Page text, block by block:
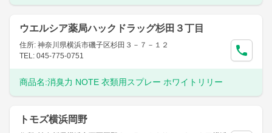
ウエルシア薬局ハックドラッグ杉田３丁目
住所: 神奈川県横浜市磯子区杉田３－７－１２
TEL: 045-775-0751
商品名:消臭力 NOTE 衣類用スプレー ホワイトリリー
トモズ横浜岡野